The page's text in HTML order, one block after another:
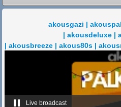
akousgazi |
| akousdeluxe |
| akousbreeze | akous80s |
Live broadcast